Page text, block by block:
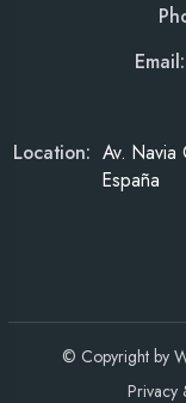
Email:
Location: Av.
España
© Copyright by
Privacy